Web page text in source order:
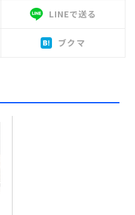
LINEで送る
ブクマ